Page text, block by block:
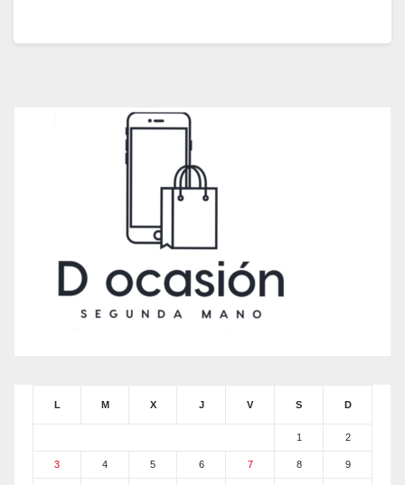
L M X J V S D
1 2
3 4 5 6 7 8 9